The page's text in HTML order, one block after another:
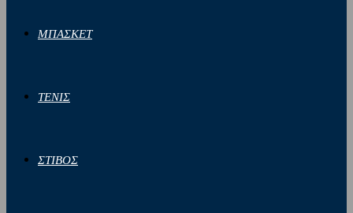
ΜΠΑΣΚΕΤ
ΤΕΝΙΣ
ΣΤΙΒΟΣ